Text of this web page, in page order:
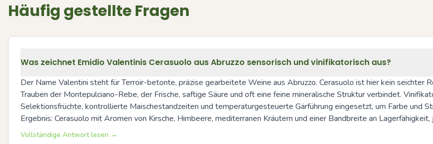
Häufig gestellte Fragen
Was zeichnet Emidio Valentinis Cerasuolo aus Abruzzo sensorisch und vinifikatorisch aus?
Der Name Valentini steht für Terroir-betonte, präzise gearbeitete Weine aus Abruzzo. Cerasuolo ist hier kein seichter
Trauben der Montepulciano-Rebe, der Frische, saftige Säure und oft eine feine mineralische Struktur verbindet.
Selektionsfrüchte, kontrollierte Maischestandzeiten und temperaturgesteuerte Gärführung eingesetzt, um Farbe und
Ergebnis: Cerasuolo mit Aromen von Kirsche, Himbeere, mediterranen Kräutern und einer Bandbreite an Lagerfähigkeit,
Vollständige Antwort lesen →